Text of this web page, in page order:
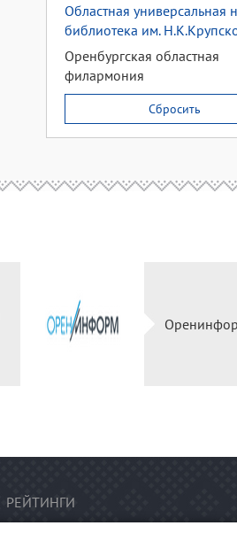
Областная универсальная
библиотека им.
Оренбургская областная
филармония
Сбросить
РЕЙТИНГИ